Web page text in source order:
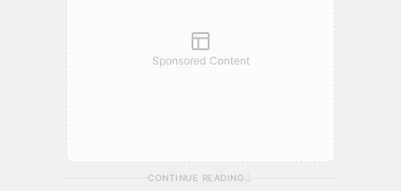
Sponsored Content
CONTINUE READING